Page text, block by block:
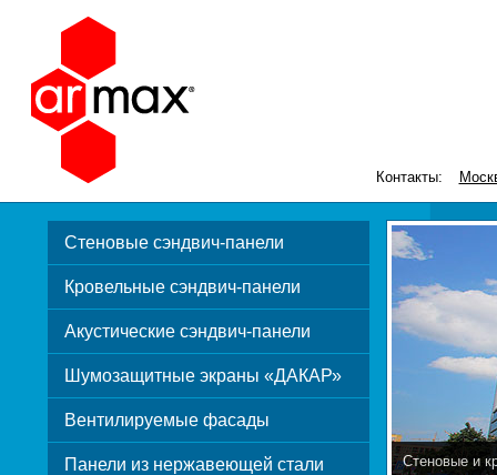
Контакты:
Стеновые сэндвич-панели
Кровельные сэндвич-панели
Акустические сэндвич-панели
Шумозащитные экраны «ДАКАР»
Вентилируемые фасады
Панели из нержавеющей стали Стеновые и